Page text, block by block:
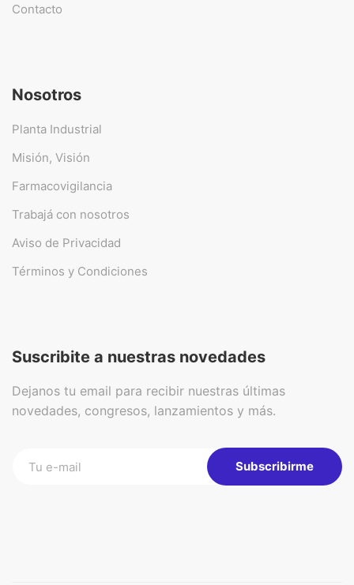
Contacto
Nosotros
Planta Industrial
Misión, Visión
Farmacovigilancia
Trabajá con nosotros
Aviso de Privacidad
Términos y Condiciones
Suscribite a nuestras novedades
Dejanos tu email para recibir nuestras últimas
novedades, congresos, lanzamientos y más.
Subscribirme